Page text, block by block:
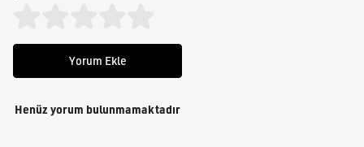
Yorum Ekle
Henüz yorum bulunmamaktadır